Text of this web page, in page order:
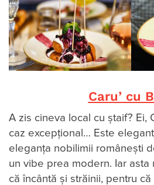
Caru’ cu
A zis cineva local cu ştaif? Ei,
caz excepţional… Este
eleganța nobilimii româneşti
un vibe prea modern. Iar asta
că încântă şi străinii, pentru